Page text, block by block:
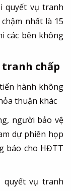
quyết vụ tranh
nhất là 15
các bên không
tranh chấp
hành không
thuận khác
người bảo vệ
dự phiên họp
báo cho HĐTT
quyết vụ tranh